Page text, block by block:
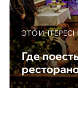
ЭТО
Где